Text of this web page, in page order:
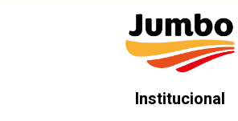
Institucional